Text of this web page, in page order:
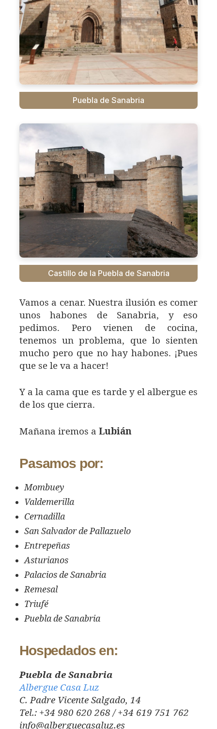
Puebla de Sanabria
Castillo de la Puebla de Sanabria
Vamos a cenar. Nuestra ilusión es comer
unos habones de Sanabria, y eso
pedimos. Pero vienen de cocina,
tenemos un problema, que lo sienten
mucho pero que no hay habones. ¡Pues
que se le va a hacer!
Y a la cama que es tarde y el albergue es
de los que cierra.
Mañana iremos a Lubián
Pasamos por:
Mombuey
Valdemerilla
Cernadilla
San Salvador de Pallazuelo
Entrepeñas
Asturianos
Palacios de Sanabria
Remesal
Triufé
Puebla de Sanabria
Hospedados en:
Puebla de Sanabria
Albergue Casa Luz
C. Padre Vicente Salgado, 14
Tel.: +34 980 620 268 / +34 619 751 762
info@alberguecasaluz.es